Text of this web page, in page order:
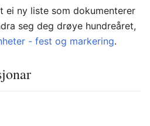
ei ny liste som dokumenterer
seg deg drøye hundreåret,
- fest og markering.